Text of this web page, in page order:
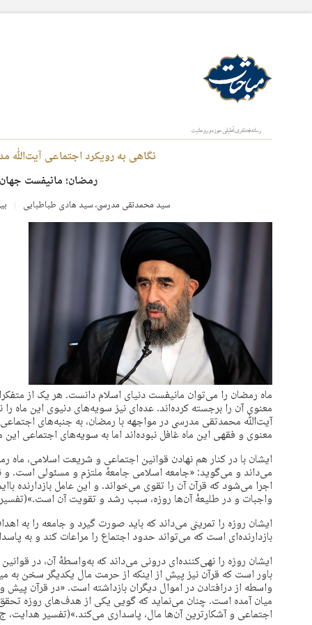
نگاهی به رویکرد اجتماعی آیت‌الله
رمضان؛ مانیفست
سید محمدتقی مدرسی،سید هادی طباطبایی
ماه رمضان را می‌توان مانیفست دنیای اسلام دانست. هر یک از
معنوی آن را برجسته کرده‌اند. عده‌ای نیز سویه‌های دنیوی این ماه
آیت‌ﷲ محمدتقی مدرسی در مواجهه با رمضان، به جنبه‌های
معنوی و فقهی این ماه غافل نبوده‌اند اما به سویه‌های اجتماعی این
ایشان با در کنار هم نهادن قوانین اجتماعی و شریعت اسلامی،
می‌داند و می‌گوید: «جامعه اسلامی جامعهٔ ملتزم و مسئولی است. و
اجرا می‌شود که قرآن آن را تقوی می‌خواند. و این عامل بازدارنده
واجبات و در طلیعهٔ آن‌ها روزه، سبب رشد و تقویت آن است.»(تفسیر
ایشان روزه را تمرینی می‌داند که باید صورت گیرد و جامعه را به
بازدارنده‌ای است که می‌تواند حدود اجتماع را مراعات کند و به
ایشان روزه را نهی‌کننده‌ای درونی می‌داند که به‌واسطهٔ آن، در
باور است که قرآن نیز پیش از اینکه از حرمت مال یکدیگر سخن به
واسطه از درافتادن در اموال دیگران بازداشته است. «در قرآن
میان آمده است. چنان می‌نماید که گویی یکی از هدف‌های روزه
اجتماعی و آشکارترین آن‌ها مال، پاسداری می‌کند.»(تفسیر هدایت، ج ۱، ص